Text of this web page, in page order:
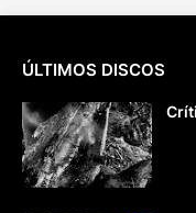
ÚLTIMOS DISCOS